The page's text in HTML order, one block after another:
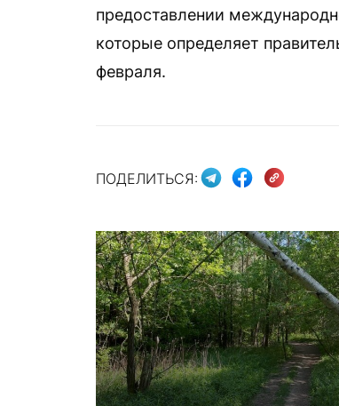
предоставлении
которые определяет
февраля.
ПОДЕЛИТЬСЯ: